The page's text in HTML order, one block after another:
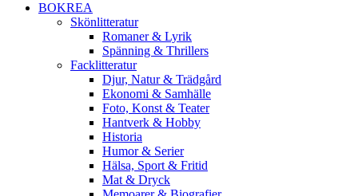
BOKREA
Skönlitteratur
Romaner & Lyrik
Spänning & Thrillers
Facklitteratur
Djur, Natur & Trädgård
Ekonomi & Samhälle
Foto, Konst & Teater
Hantverk & Hobby
Historia
Humor & Serier
Hälsa, Sport & Fritid
Mat & Dryck